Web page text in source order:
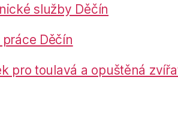
služby Děčín
práce Děčín
pro toulavá a opuštěná